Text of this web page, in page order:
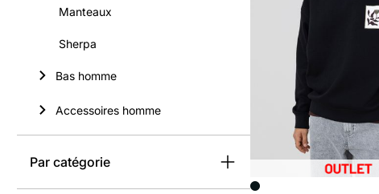
Manteaux
Sherpa
Bas homme
Accessoires homme
Par catégorie
Image précédente
Image suivante